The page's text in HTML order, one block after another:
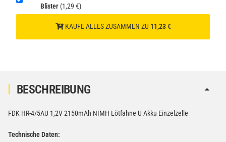
Blister (1,29 €)
KAUFE ALLES ZUSAMMEN ZU 11,23 €
BESCHREIBUNG
FDK HR-4/5AU 1,2V 2150mAh NIMH Lötfahne U Akku Einzelzelle
Technische Daten: